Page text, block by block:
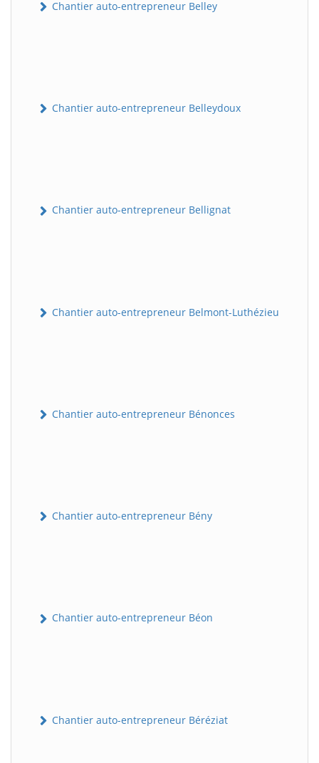
Chantier auto-entrepreneur Belley
Chantier auto-entrepreneur Belleydoux
Chantier auto-entrepreneur Bellignat
Chantier auto-entrepreneur Belmont-Luthézieu
Chantier auto-entrepreneur Bénonces
Chantier auto-entrepreneur Bény
Chantier auto-entrepreneur Béon
Chantier auto-entrepreneur Béréziat